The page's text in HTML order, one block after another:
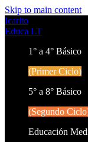
Skip to main content
Icarito
Educa LT
1° a 4° Básico
(Primer Ciclo)
5° a 8° Básico
(Segundo
Educación